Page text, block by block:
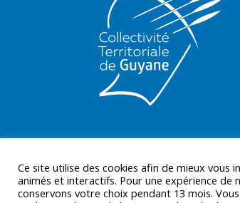
Ce site utilise des cookies afin de mieux
animés et interactifs. Pour une expérience de
conservons votre choix pendant 13 mois.